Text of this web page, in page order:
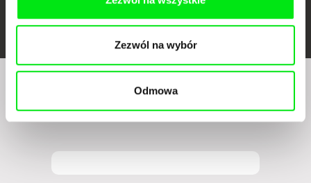
Zezwól na wybór
Odmowa
Ji.hlava IDFF Visions du Réel
Czy chcesz regularnie otrzymywać newsletter z
naszym filmowym programem?